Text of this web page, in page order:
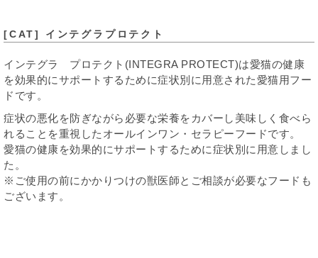
[CAT] インテグラプロテクト
インテグラ プロテクト(INTEGRA PROTECT)は愛猫の健康
を効果的にサポートするために症状別に用意された愛猫用フー
ドです。
症状の悪化を防ぎながら必要な栄養をカバーし美味しく食べら
れることを重視したオールインワン・セラピーフードです。
愛猫の健康を効果的にサポートするために症状別に用意しまし
た。
※ご使用の前にかかりつけの獣医師とご相談が必要なフードも
ございます。